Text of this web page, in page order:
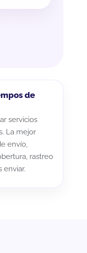
de
servicios
La mejor
envío,
rastreo
enviar.